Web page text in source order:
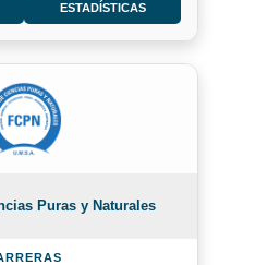
ESTADÍSTICAS
Puras y Naturales